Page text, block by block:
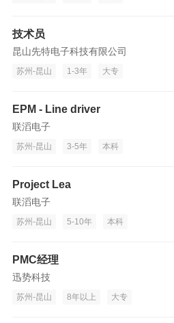
技术员
昆山先特电子科技有限公司
苏州-昆山 1-3年 大专
EPM - Line driver
联滔电子
苏州-昆山 3-5年 本科
Project Lea
联滔电子
苏州-昆山 5-10年 本科
PMC经理
迅势科技
苏州-昆山 8年以上 大专